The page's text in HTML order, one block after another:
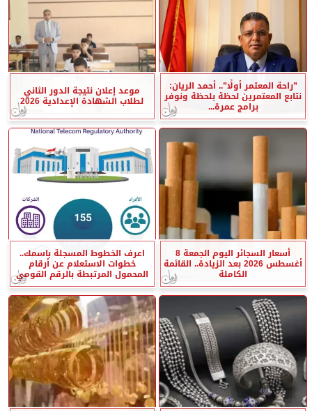
”راحة المعتمر أولًا”.. أحمد الريان:
نتابع المعتمرين لحظة بلحظة ونوفر
برامج عمرة...
موعد إعلان نتيجة الدور الثاني
لطلاب الشهادة الإعدادية 2026
أسعار السجائر اليوم الجمعة 8
أغسطس 2026 بعد الزيادة.. القائمة
الكاملة
اعرف الخطوط المسجلة باسمك..
خطوات الاستعلام عن أرقام
المحمول المرتبطة بالرقم القومي